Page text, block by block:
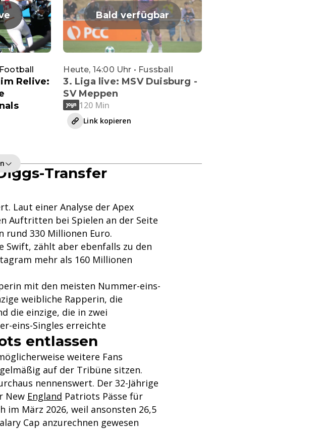
Relive:
Bald verfügbar
Heute, 14:00 Uhr • Fussball
3. Liga live: MSV Duisburg -
SV Meppen
120 Min
Link kopieren
Transfer
Laut einer Analyse der Apex
Auftritten bei Spielen an der Seite
rund 330 Millionen Euro.
Swift, zählt aber ebenfalls zu den
mehr als 160 Millionen
mit den meisten Nummer-eins-
weibliche Rapperin, die
die einzige, die in zwei
eins-Singles erreichte
entlassen
weitere Fans
auf der Tribüne sitzen.
nennenswert. Der 32-Jährige
New England Patriots Pässe für
im März 2026, weil ansonsten 26,5
Cap anzurechnen gewesen